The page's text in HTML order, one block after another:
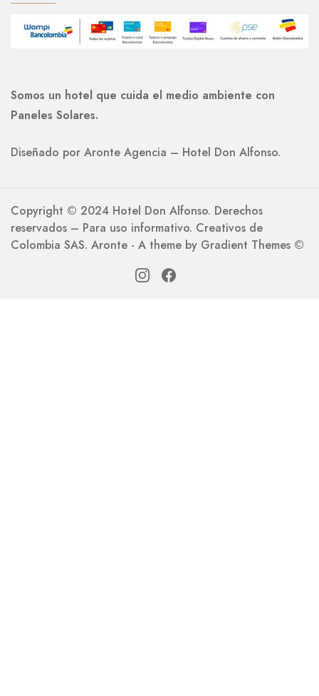
Somos un hotel que cuida el medio ambiente con
Paneles Solares.
Diseñado por Aronte Agencia – Hotel Don Alfonso.
Copyright ©️ 2024 Hotel Don Alfonso. Derechos
reservados – Para uso informativo. Creativos de
Colombia SAS. Aronte - A theme by Gradient Themes ©